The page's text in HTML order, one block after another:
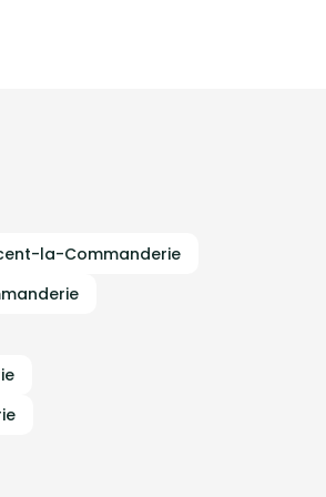
la-Commanderie